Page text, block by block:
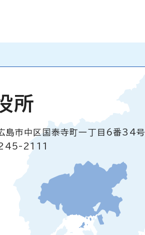
所
島市中区国泰寺町一丁目6番34号
245-2111